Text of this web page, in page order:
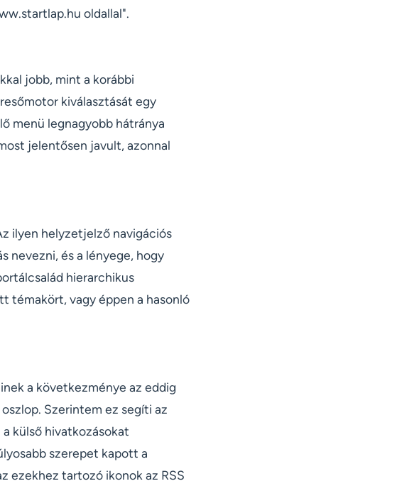
oldallal".
jobb, mint a korábbi
kiválasztását egy
menü legnagyobb hátránya
jelentősen javult, azonnal
ilyen helyzetjelző navigációs
nevezni, és a lényege, hogy
hierarchikus
témakört, vagy éppen a hasonló
a következménye az eddig
Szerintem ez segíti az
külső hivatkozásokat
szerepet kapott a
ezekhez tartozó ikonok az RSS